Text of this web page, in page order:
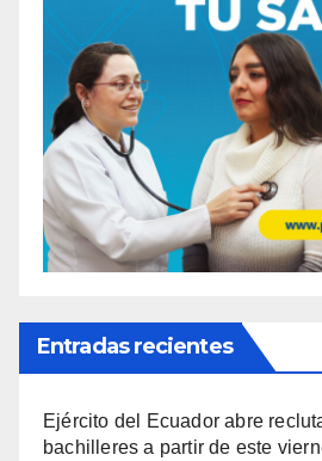
Entradas recientes
Ejército del Ecuador abre
bachilleres a partir de este